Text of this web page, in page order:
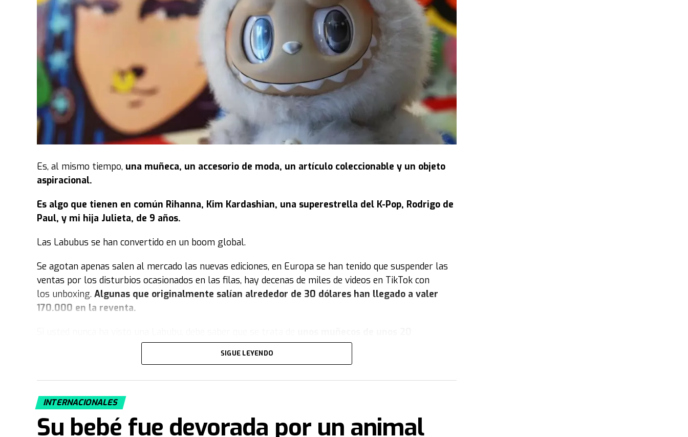
Es, al mismo tiempo, una muñeca, un accesorio de moda, un artículo coleccionable y un objeto
aspiracional.
Es algo que tienen en común Rihanna, Kim Kardashian, una superestrella del K-Pop, Rodrigo de
Paul, y mi hija Julieta, de 9 años.
Las Labubus se han convertido en un boom global.
Se agotan apenas salen al mercado las nuevas ediciones, en Europa se han tenido que suspender las
ventas por los disturbios ocasionados en las filas, hay decenas de miles de videos en TikTok con
los unboxing. Algunas que originalmente salían alrededor de 30 dólares han llegado a valer
170.000 en la reventa.
centímetros de alto con cuerpo de peluche y cabeza de vinilo. Ojos muy grandes, ovalados y
expresivos, orejas puntiagudas, nariz pequeña, y una ambigua sonrisa de exactos 9 dientes
Según sus creadores la describen en la web oficial, Labubu es “buena y siempre está dispuesta a
ayudar, pero a menudo, sin querer, consigue lo contrario”. Pero no se trata más que de storytelling.
SIGUE LEYENDO
INTERNACIONALES
Su bebé fue devorada por un animal